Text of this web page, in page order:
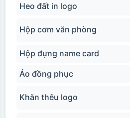
Heo đất in logo
Hộp cơm văn phòng
Hộp đựng name card
Áo đồng phục
Khăn thêu logo